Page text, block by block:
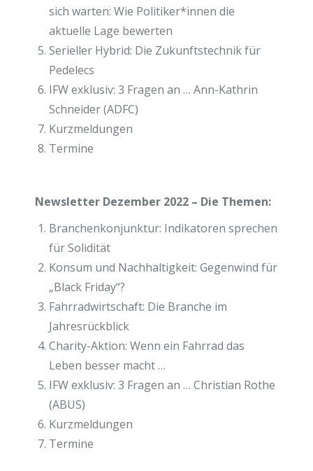
sich warten: Wie Politiker*innen die
aktuelle Lage bewerten
Serieller Hybrid: Die Zukunftstechnik für
Pedelecs
IFW exklusiv: 3 Fragen an … Ann-Kathrin
Schneider (ADFC)
Kurzmeldungen
Termine
Newsletter Dezember 2022 – Die Themen:
Branchenkonjunktur: Indikatoren sprechen
für Solidität
Konsum und Nachhaltigkeit: Gegenwind für
„Black Friday“?
Fahrradwirtschaft: Die Branche im
Jahresrückblick
Charity-Aktion: Wenn ein Fahrrad das
Leben besser macht …
IFW exklusiv: 3 Fragen an … Christian Rothe
(ABUS)
Kurzmeldungen
Termine